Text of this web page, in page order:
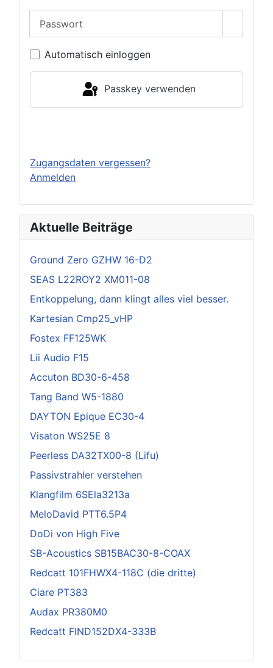
Automatisch einloggen
Passkey verwenden
Zugangsdaten vergessen?
Anmelden
Aktuelle Beiträge
Ground Zero GZHW 16-D2
SEAS L22ROY2 XM011-08
Entkoppelung, dann klingt alles viel besser.
Kartesian Cmp25_vHP
Fostex FF125WK
Lii Audio F15
Accuton BD30-6-458
Tang Band W5-1880
DAYTON Epique EC30-4
Visaton WS25E 8
Peerless DA32TX00-8 (Lifu)
Passivstrahler verstehen
Klangfilm 6SEla3213a
MeloDavid PTT6.5P4
DoDi von High Five
SB-Acoustics SB15BAC30-8-COAX
Redcatt 101FHWX4-118C (die dritte)
Ciare PT383
Audax PR380M0
Redcatt FIND152DX4-333B